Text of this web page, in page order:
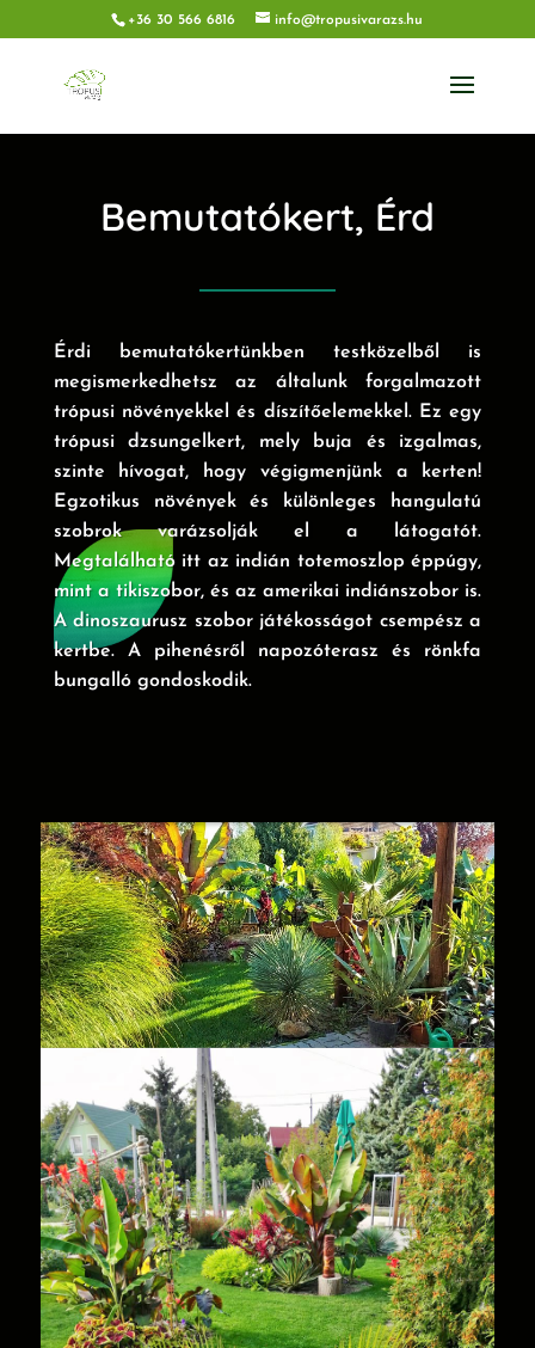
+36 30 566 6816 info@tropusivarazs.hu
Bemutatókert, Érd
Érdi bemutatókertünkben testközelből is
megismerkedhetsz az általunk forgalmazott
trópusi növényekkel és díszítőelemekkel. Ez egy
trópusi dzsungelkert, mely buja és izgalmas,
szinte hívogat, hogy végigmenjünk a kerten!
Egzotikus növények és különleges hangulatú
szobrok varázsolják el a látogatót.
Megtalálható itt az indián totemoszlop éppúgy,
mint a tikiszobor, és az amerikai indiánszobor is.
A dinoszaurusz szobor játékosságot csempész a
kertbe. A pihenésről napozóterasz és rönkfa
bungalló gondoskodik.